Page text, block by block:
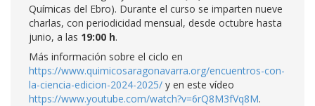
Químicas del Ebro). Durante el curso se imparten nueve
charlas, con periodicidad mensual, desde octubre hasta
junio, a las 19:00 h.
Más información sobre el ciclo en
https://www.quimicosaragonavarra.org/encuentros-con-
la-ciencia-edicion-2024-2025/ y en este vídeo
https://www.youtube.com/watch?v=6rQ8M3fVq8M.